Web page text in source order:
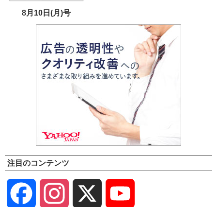
8月10日(月)号
注目のコンテンツ
Facebook Instagram